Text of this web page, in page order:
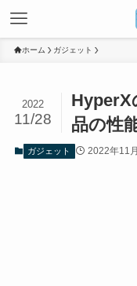
ホーム ガジェット
HyperX
品の性
2022
11/28
ガジェット 2022年11